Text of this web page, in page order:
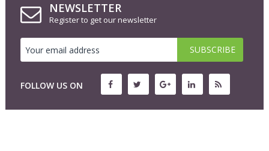
NEWSLETTER
Register to get our newsletter
FOLLOW US ON